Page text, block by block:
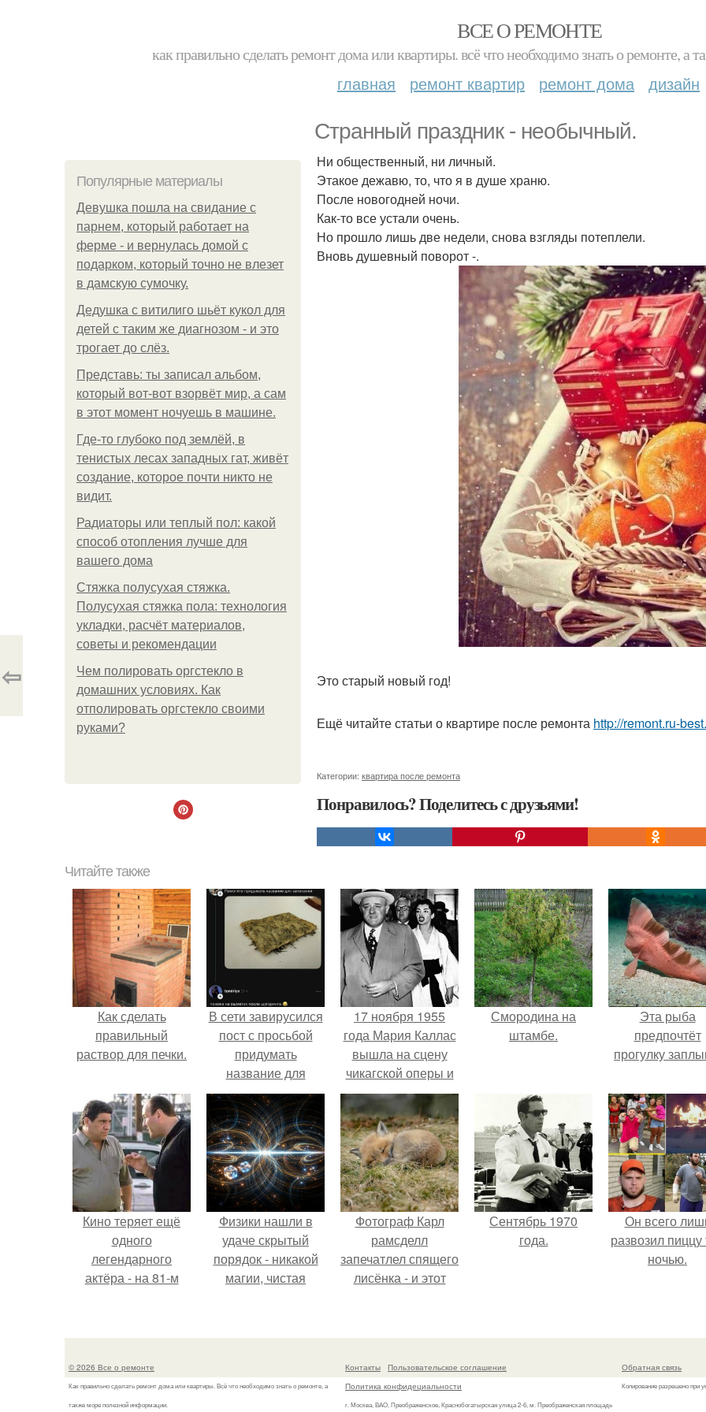
ВСЕ О РЕМОНТЕ
как правильно сделать ремонт дома или квартиры. всё что необходимо знать о ремонте,
главная ремонт квартир ремонт дома дизайн
Странный праздник - необычный.
Популярные материалы
Девушка пошла на свидание с
парнем, который работает на
ферме - и вернулась домой с
подарком, который точно не влезет
в дамскую сумочку.
Дедушка с витилиго шьёт кукол для
детей с таким же диагнозом - и это
трогает до слёз.
Представь: ты записал альбом,
который вот-вот взорвёт мир, а сам
в этот момент ночуешь в машине.
Где-то глубоко под землёй, в
тенистых лесах западных гат, живёт
создание, которое почти никто не
видит.
Радиаторы или теплый пол: какой
способ отопления лучше для
вашего дома
Стяжка полусухая стяжка.
Полусухая стяжка пола: технология
укладки, расчёт материалов,
советы и рекомендации
Чем полировать оргстекло в
домашних условиях. Как
отполировать оргстекло своими
руками?
Ни общественный, ни личный.
Этакое дежавю, то, что я в душе храню.
После новогодней ночи.
Как-то все устали очень.
Но прошло лишь две недели, снова взгляды потеплели.
Вновь душевный поворот -.
Это старый новый год!
Ещё читайте статьи о квартире после ремонта http://remont.ru-
Категории: квартира после ремонта
Понравилось? Поделитесь с друзьями!
⇦
Читайте также
Как сделать
правильный
раствор для печки.
В сети завирусился
пост с просьбой
придумать
название для
домашней
запеканки.
17 ноября 1955
года Мария Каллас
вышла на сцену
чикагской оперы и
сорвала овации.
Смородина на
штамбе.
Эта рыба
предпочтёт
прогулку
Кино теряет ещё
одного
легендарного
актёра - на 81-м
Физики нашли в
удаче скрытый
порядок - никакой
магии, чистая
Фотограф Карл
рамсделл
запечатлел спящего
лисёнка - и этот
самое суровое
Сентябрь 1970
года.
Он всего
развозил пиццу
ночью.
© 2026 Все о ремонте
Как правильно сделать ремонт дома или квартиры. Всё что необходимо знать о ремонте, а
также море полезной информации.
Контакты
Пользовательское соглашение
Политика конфидециальности
г. Москва, ВАО, Преображенское, Краснобогатырская улица 2-6, м. Преображенская площадь
Обратная связь
Копирование разрешено при